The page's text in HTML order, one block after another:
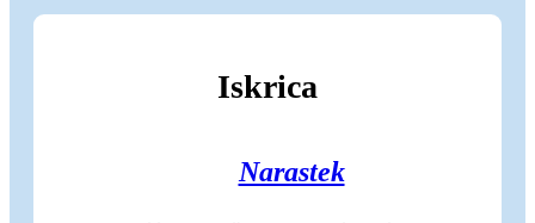
Iskrica
Narastek